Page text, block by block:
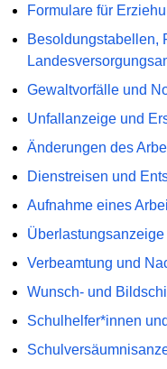
Formulare für
Besoldungstabellen,
Gewaltvorfälle und
Unfallanzeige und
Änderungen des
Dienstreisen und
Aufnahme eines
Überlastungsanzeige
Verbeamtung und
Wunsch- und
Schulhelfer*innen